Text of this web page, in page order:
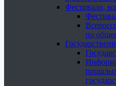
Фестивали,
по